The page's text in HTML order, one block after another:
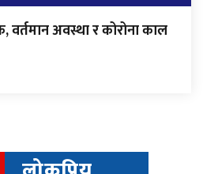
वर्तमान अवस्था र कोरोना काल